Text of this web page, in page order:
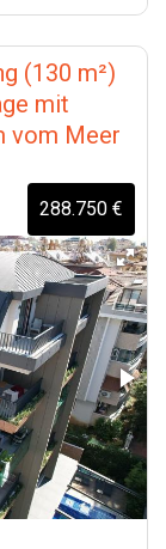
(130 m²)
mit
vom Meer
288.750 €